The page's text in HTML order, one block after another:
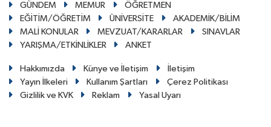
GÜNDEM MEMUR
ÖĞRETMEN
EĞİTİM/ÖĞRETİM
ÜNİVERSİTE
AKADEMİK/BİLİM
MALİ KONULAR
MEVZUAT/KARARLAR
SINAVLAR
YARIŞMA/ETKİNLİKLER
ANKET
Hakkımızda Künye ve İletişim
İletişim
Yayın İlkeleri
Kullanım Şartları
Çerez Politikası
Gizlilik ve KVK
Reklam Yasal Uyarı